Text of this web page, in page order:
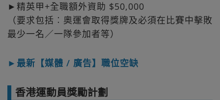
►精英甲+全職額外資助 $50,000
（要求包括︰奧運會取得獎牌及必須在比賽中擊敗
最少一名／一隊參加者等）
►最新【媒體 / 廣告】職位空缺
香港運動員獎勵計劃